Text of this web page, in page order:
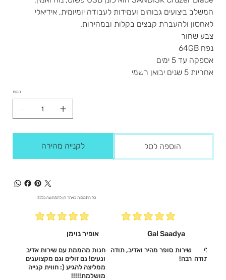
המשלב ביצועים גבוהים ועמידות לעבודה יומיומית, אידיאלי
לאחסון ולהעברת קבצים בקלות ובמהירות.
צבע שחור
נפח 64GB
אספקה עד 5 ימים
אחריות 5 שנים יבואן רשמי
כמות
הוספה לסל לקנייה מהירה
כל התמונות באתר הן להמחשה בלבד.
אופיר נוימן
חנות מהממת עם שירות אדיב
ונעים! גם זולים וגם מקצוענים
ממליצה להגיע (: חווית קנייה
מושלמת!!!!!‎
Gal Saadya
שירות סופר מהיר ואדיב, תודה
רבה!
לי
תודה